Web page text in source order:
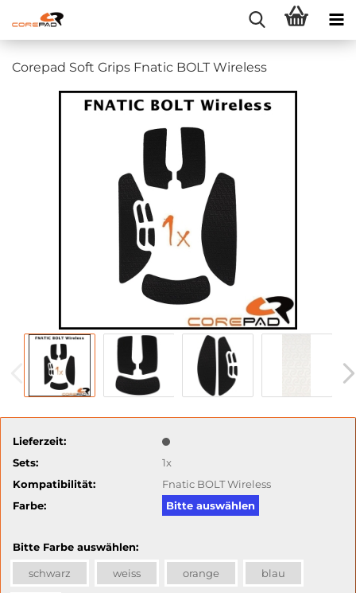
Corepad Soft Grips Fnatic BOLT Wireless
Lieferzeit:
Sets:
1x
Kompatibilität:
Fnatic BOLT Wireless
Farbe:
Bitte auswählen
Bitte Farbe auswählen:
schwarz weiss orange blau